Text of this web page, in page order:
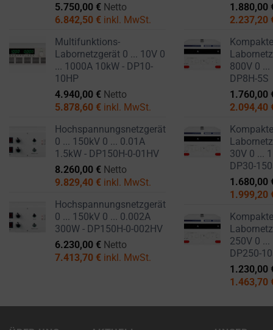
5.750,00 € Netto
6.842,50 € inkl. MwSt.
Multifunktions-
Labornetzgerät 0 ... 10V 0
... 1000A 10kW - DP10-
10HP
4.940,00 € Netto
5.878,60 € inkl. MwSt.
Hochspannungsnetzgerät
0 ... 150kV 0 ... 0.01A
1.5kW - DP150H-0-01HV
8.260,00 € Netto
9.829,40 € inkl. MwSt.
Hochspannungsnetzgerät
0 ... 150kV 0 ... 0.002A
300W - DP150H-0-002HV
6.230,00 € Netto
7.413,70 € inkl. MwSt.
1.880,00
2.237,20
800V 0 ...
DP8H-5S
1.760,00
2.094,40
30V 0 ...
DP30-
1.680,00
1.999,20
250V 0 ...
DP250-
1.230,00
1.463,70